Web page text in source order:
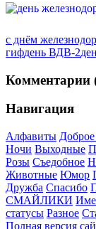
с днём
гифдень ВДВ-2
Комментарии
Навигация
Алфавиты
Ночи Выходные
Розы Съедобное
Животные Юмор
Дружба Спасибо
СМАЙЛИКИ
статусы Разное
Полная версия